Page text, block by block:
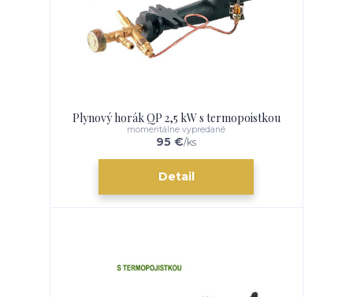
Plynový horák QP 2,5 kW s termopoistkou
95 €/ks
momentálne vypredané
Detail